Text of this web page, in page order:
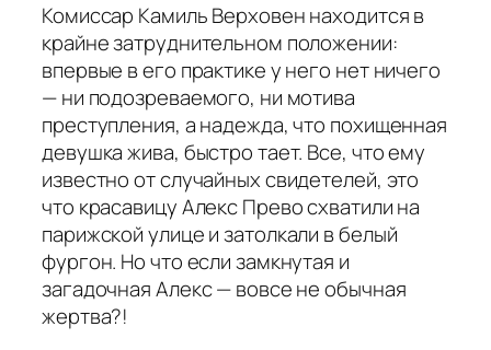
Комиссар Камиль Верховен находится в
крайне затруднительном положении:
впервые в его практике у него нет ничего
— ни подозреваемого, ни мотива
преступления, а надежда, что похищенная
девушка жива, быстро тает. Все, что ему
известно от случайных свидетелей, это
что красавицу Алекс Прево схватили на
парижской улице и затолкали в белый
фургон. Но что если замкнутая и
загадочная Алекс — вовсе не обычная
жертва?!